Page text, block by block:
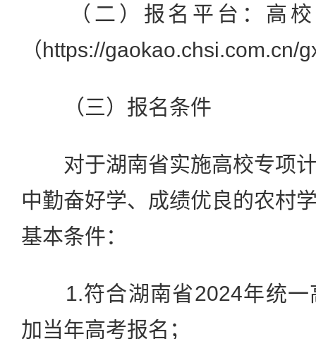
（二）报名平台：高校
（https://gaokao.chsi.com.cn/
（三）报名条件
对于湖南省实施高校专项计
中勤奋好学、成绩优良的农村
基本条件：
1.符合湖南省2024年统一
加当年高考报名；